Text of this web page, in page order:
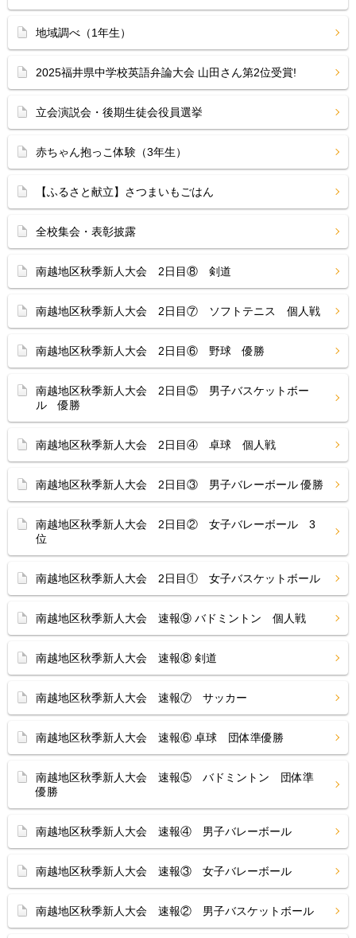
地域調べ（1年生）
2025福井県中学校英語弁論大会 山田さん第2位受賞!
立会演説会・後期生徒会役員選挙
赤ちゃん抱っこ体験（3年生）
【ふるさと献立】さつまいもごはん
全校集会・表彰披露
南越地区秋季新人大会 2日目⑧ 剣道
南越地区秋季新人大会 2日目⑦ ソフトテニス 個人戦
南越地区秋季新人大会 2日目⑥ 野球 優勝
南越地区秋季新人大会 2日目⑤ 男子バスケットボー
ル 優勝
南越地区秋季新人大会 2日目④ 卓球 個人戦
南越地区秋季新人大会 2日目③ 男子バレーボール 優勝
南越地区秋季新人大会 2日目② 女子バレーボール 3
位
南越地区秋季新人大会 2日目① 女子バスケットボール
南越地区秋季新人大会 速報⑨ バドミントン 個人戦
南越地区秋季新人大会 速報⑧ 剣道
南越地区秋季新人大会 速報⑦ サッカー
南越地区秋季新人大会 速報⑥ 卓球 団体準優勝
南越地区秋季新人大会 速報⑤ バドミントン 団体準
優勝
南越地区秋季新人大会 速報④ 男子バレーボール
南越地区秋季新人大会 速報③ 女子バレーボール
南越地区秋季新人大会 速報② 男子バスケットボール